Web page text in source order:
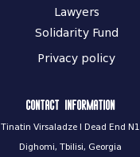
Lawyers
Solidarity Fund
Privacy policy
Contact information
Tinatin Virsaladze I Dead End N1
Dighomi, Tbilisi, Georgia